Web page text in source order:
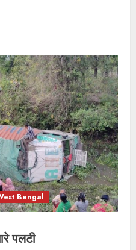
Bengal
पलटी